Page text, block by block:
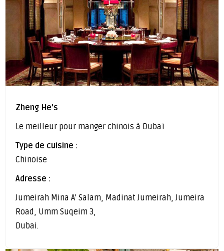
Zheng He’s
Le meilleur pour manger chinois à Dubaï
Type de cuisine :
Chinoise
Adresse :
Jumeirah Mina A' Salam, Madinat Jumeirah, Jumeira
Road, Umm Suqeim 3,
Dubai.